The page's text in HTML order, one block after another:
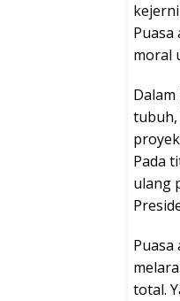
moral
tubuh,
Pada
ulang
total.